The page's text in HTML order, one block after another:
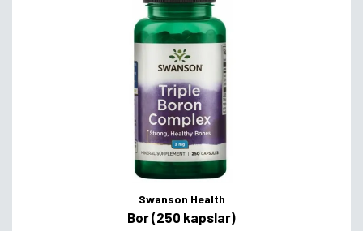
Swanson Health
Bor (250 kapslar)